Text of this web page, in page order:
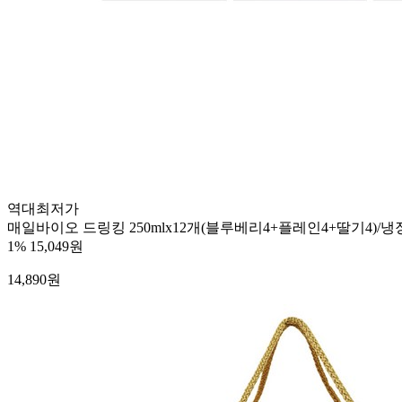
역대최저가
매일바이오 드링킹 250mlx12개(블루베리4+플레인4+딸기4)/냉
1% 15,049원
14,890원